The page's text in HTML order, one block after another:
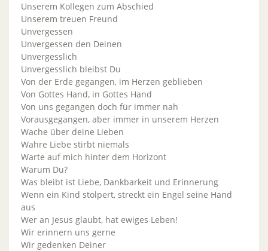
Unserem Kollegen zum Abschied
Unserem treuen Freund
Unvergessen
Unvergessen den Deinen
Unvergesslich
Unvergesslich bleibst Du
Von der Erde gegangen, im Herzen geblieben
Von Gottes Hand, in Gottes Hand
Von uns gegangen doch für immer nah
Vorausgegangen, aber immer in unserem Herzen
Wache über deine Lieben
Wahre Liebe stirbt niemals
Warte auf mich hinter dem Horizont
Warum Du?
Was bleibt ist Liebe, Dankbarkeit und Erinnerung
Wenn ein Kind stolpert, streckt ein Engel seine Hand
aus
Wer an Jesus glaubt, hat ewiges Leben!
Wir erinnern uns gerne
Wir gedenken Deiner